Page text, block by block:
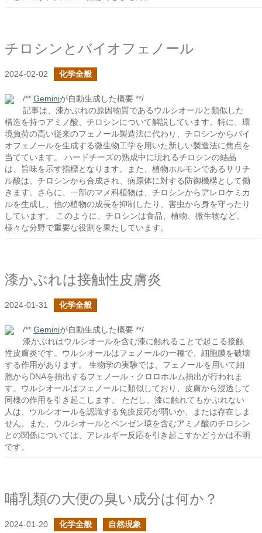
チロシンとバイオフェノール
2024-02-02 化学全般
/** Geminiが自動生成した概要 **/
記事は、漆かぶれの原因物質であるウルシオールと類似した
構造を持つアミノ酸、チロシンについて解説しています。特に、環
境負荷の高い従来のフェノール製造法に代わり、チロシンからバイ
オフェノールを生成する微生物工学を用いた新しい製造法に焦点を
当てています。 ハードチーズの熟成中に現れるチロシンの結晶
は、旨味を示す指標となります。また、植物ホルモンであるサリチ
ル酸は、チロシンから合成され、病原体に対する防御機構として働
きます。さらに、一部のマメ科植物は、チロシンからアレロケミカ
ルを生成し、他の植物の成長を抑制したり、害虫から身を守ったり
しています。 このように、チロシンは食品、植物、微生物など、
様々な分野で重要な役割を果たしています。
漆かぶれは接触性皮膚炎
2024-01-31 化学全般
/** Geminiが自動生成した概要 **/
漆かぶれはウルシオールを含む漆に触れることで起こる接触
性皮膚炎です。ウルシオールはフェノールの一種で、細胞膜を破壊
する作用があります。 生物学の実験では、フェノールを用いて細
胞からDNAを抽出するフェノール・クロロホルム抽出が行われま
す。ウルシオールはフェノールに類似しており、皮膚から浸透して
同様の作用を引き起こします。 ただし、漆に触れてもかぶれない
人は、ウルシオールを認識する免疫反応が弱いか、または存在しま
せん。また、ウルシオールとベンゼン環を含むアミノ酸のチロシン
との関係については、アレルギー反応を引き起こすかどうかは不明
です。
哺乳類の大便の臭い成分は何か？
2024-01-20 化学全般 自然現象